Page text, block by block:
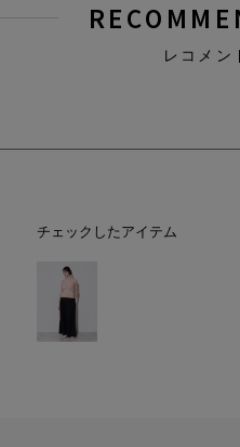
レコメン
チェックしたアイテム